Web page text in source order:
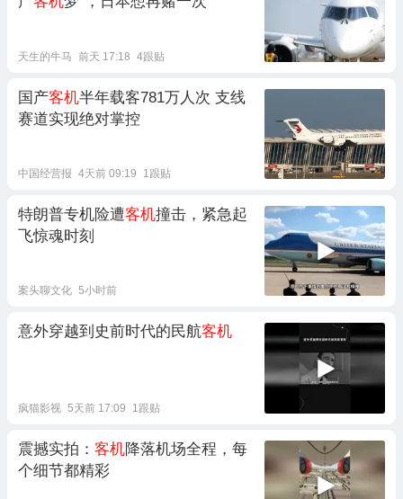
天生的牛马 前天 17:18 4跟贴
国产客机半年载客781万人次 支线
赛道实现绝对掌控
中国经营报 4天前 09:19 1跟贴
特朗普专机险遭客机撞击，紧急起
飞惊魂时刻
案头聊文化 5小时前
意外穿越到史前时代的民航客机
疯猫影视 5天前 17:09 1跟贴
震撼实拍： 客机降落机场全程，每
个细节都精彩